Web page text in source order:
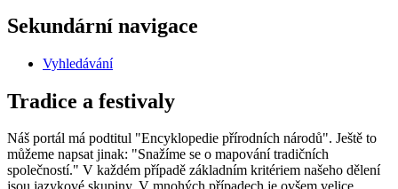
Sekundární navigace
Vyhledávání
Tradice a festivaly
Náš portál má podtitul "Encyklopedie přírodních národů". Ještě to
můžeme napsat jinak: "Snažíme se o mapování tradičních
společností." V každém případě základním kritériem našeho dělení